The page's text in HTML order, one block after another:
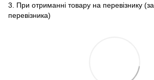
3. При отриманні товару на перевізнику
перевізника)